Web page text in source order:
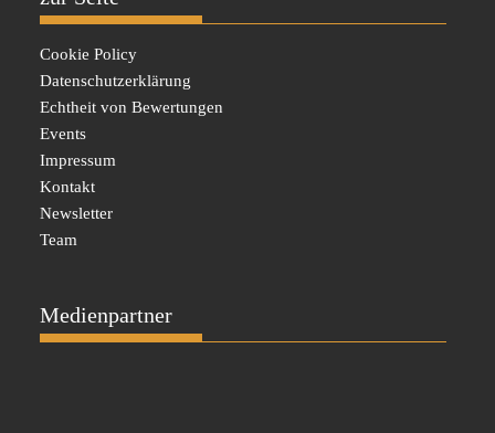
Cookie Policy
Datenschutzerklärung
Echtheit von Bewertungen
Events
Impressum
Kontakt
Newsletter
Team
Medienpartner